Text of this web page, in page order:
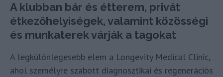
A klubban bár és étterem, privát
étkezőhelyiségek, valamint közösségi
és munkaterek várják a tagokat
A legkülönlegesebb elem a Longevity Medical Clinic,
ahol személyre szabott diagnosztikai és regenerációs